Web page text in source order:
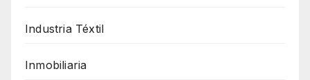
Industria Téxtil
Inmobiliaria